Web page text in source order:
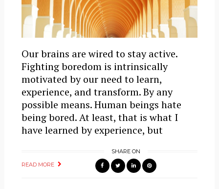
Our brains are wired to stay active.
Fighting boredom is intrinsically
motivated by our need to learn,
experience, and transform. By any
possible means. Human beings hate
being bored. At least, that is what I
have learned by experience, but
READ MORE
SHARE ON